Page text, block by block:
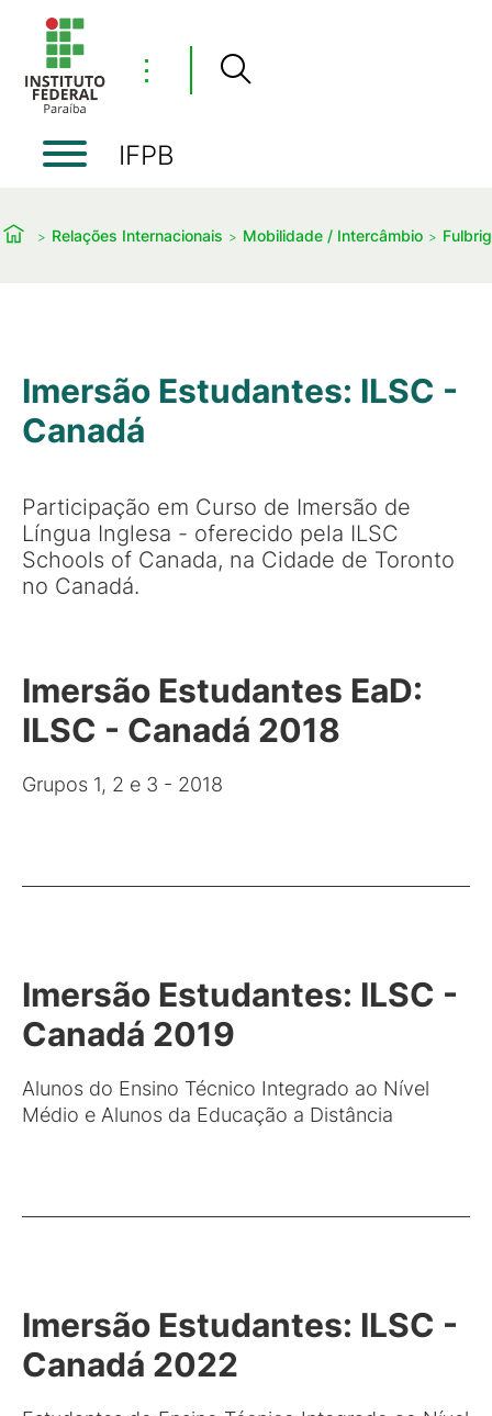
⋮
IFPB
Relações Internacionais Mobilidade / Intercâmbio
Imersão Estudantes: ILSC -
Canadá
Participação em Curso de Imersão de
Língua Inglesa - oferecido pela ILSC
Schools of Canada, na Cidade de Toronto
no Canadá.
Imersão Estudantes EaD:
ILSC - Canadá 2018
Grupos 1, 2 e 3 - 2018
Imersão Estudantes: ILSC -
Canadá 2019
Alunos do Ensino Técnico Integrado ao Nível
Médio e Alunos da Educação a Distância
Imersão Estudantes: ILSC -
Canadá 2022